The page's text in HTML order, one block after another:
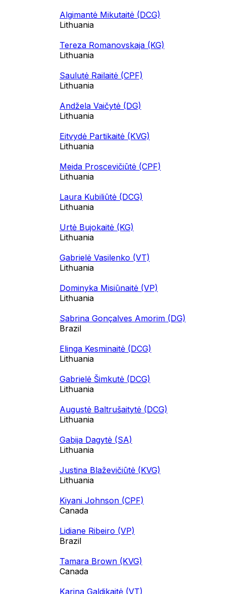
Algimantė Mikutaitė (DCG)
Lithuania
Tereza Romanovskaja (KG)
Lithuania
Saulutė Railaitė (CPF)
Lithuania
Andžela Vaičytė (DG)
Lithuania
Eitvydė Partikaitė (KVG)
Lithuania
Meida Proscevičiūtė (CPF)
Lithuania
Laura Kubiliūtė (DCG)
Lithuania
Urtė Bujokaitė (KG)
Lithuania
Gabrielė Vasilenko (VT)
Lithuania
Dominyka Misiūnaitė (VP)
Lithuania
Sabrina Gonçalves Amorim (DG)
Brazil
Elinga Kesminaitė (DCG)
Lithuania
Gabrielė Šimkutė (DCG)
Lithuania
Augustė Baltrušaitytė (DCG)
Lithuania
Gabija Dagytė (SA)
Lithuania
Justina Blaževičiūtė (KVG)
Lithuania
Kiyani Johnson (CPF)
Canada
Lidiane Ribeiro (VP)
Brazil
Tamara Brown (KVG)
Canada
Karina Galdikaitė (VT)